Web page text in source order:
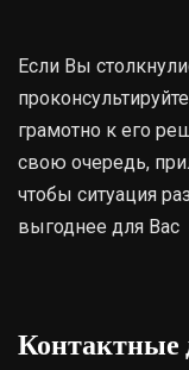
Если Вы
грамотно к его
свою очередь,
чтобы ситуация
выгоднее для Вас
Контактные